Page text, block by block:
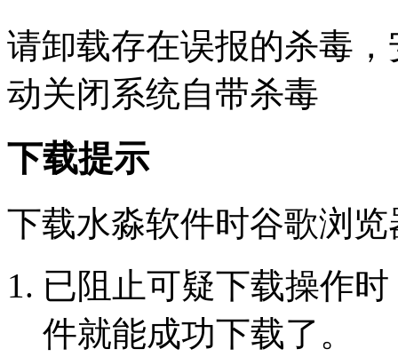
请卸载存在误报的杀毒
动关闭系统自带杀毒
下载提示
下载水淼软件时谷歌浏
已阻止可疑下载操作
件就能成功下载了。